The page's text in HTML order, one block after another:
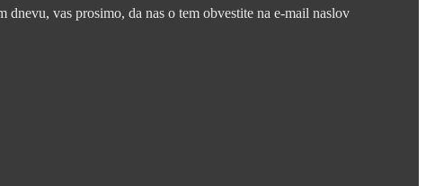
vas prosimo, da nas o tem obvestite na e-mail naslov